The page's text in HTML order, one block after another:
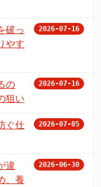
破っ
やす
2026-07-16
の
狙い
2026-07-16
ぐ仕
2026-07-05
違
、養
2026-06-30